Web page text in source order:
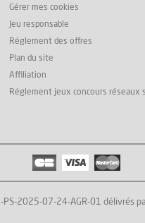
Gérer mes cookies
Jeu responsable
Réglement des offres
Plan du site
Affiliation
Réglement jeux concours réseaux
2025-07-24-AGR-01 délivrés